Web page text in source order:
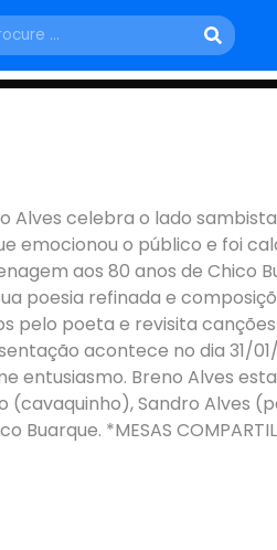
- DF
Alves celebra o lado
emocionou o público e foi
aos 80 anos de Chico
poesia refinada e
pelo poeta e revisita
acontece no dia 31/
Breno Alves
Sandro Alves
*MESAS